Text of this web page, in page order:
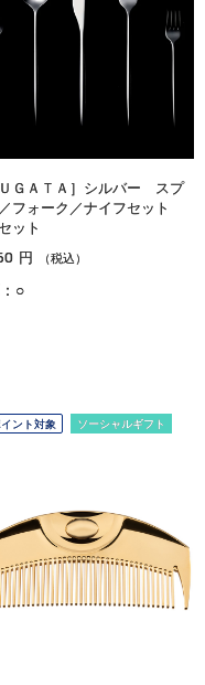
ＵＧＡＴＡ］シルバー スプ
フォーク／ナイフセット
ット
円 （税込）
○
イント対象 ソーシャルギフト